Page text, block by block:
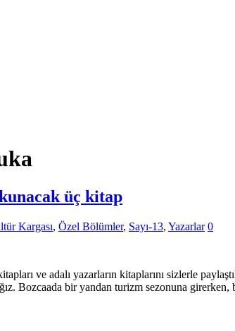
üç kitap
Kargası, Özel Bölümler, Sayı-13, Yazarlar 0
ve adalı yazarların kitaplarını sizlerle
Bozcaada bir yandan turizm sezonuna